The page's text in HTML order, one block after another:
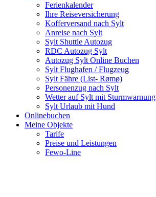
Ferienkalender
Ihre Reiseversicherung
Kofferversand nach Sylt
Anreise nach Sylt
Sylt Shuttle Autozug
RDC Autozug Sylt
Autozug Sylt Online Buchen
Sylt Flughafen / Flugzeug
Sylt Fähre (List- Rømø)
Personenzug nach Sylt
Wetter auf Sylt mit Sturmwarnung
Sylt Urlaub mit Hund
Onlinebuchen
Meine Objekte
Tarife
Preise und Leistungen
Fewo-Line